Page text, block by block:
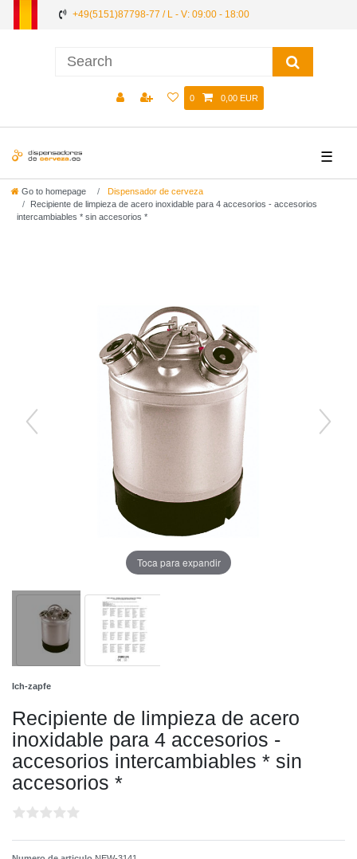
+49(5151)87798-77 / L - V: 09:00 - 18:00
0 0,00 EUR
☰
Go to homepage
Dispensador de cerveza
Recipiente de limpieza de acero inoxidable para 4 accesorios - accesorios
intercambiables * sin accesorios *
Toca para expandir
Ich-zapfe
Recipiente de limpieza de acero
inoxidable para 4 accesorios -
accesorios intercambiables * sin
accesorios *